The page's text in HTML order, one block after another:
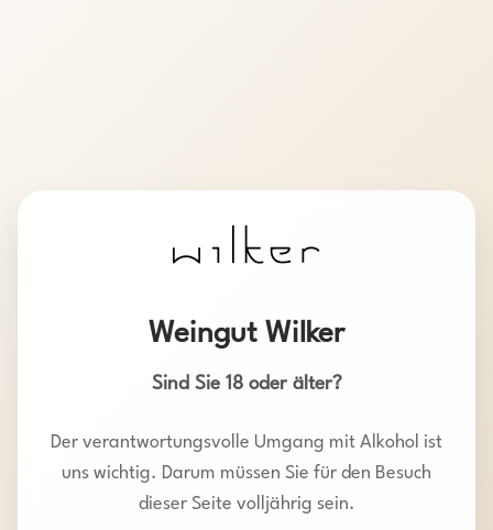
Weingut Wilker
Sind Sie 18 oder älter?
Der verantwortungsvolle Umgang mit Alkohol ist
uns wichtig. Darum müssen Sie für den Besuch
dieser Seite volljährig sein.